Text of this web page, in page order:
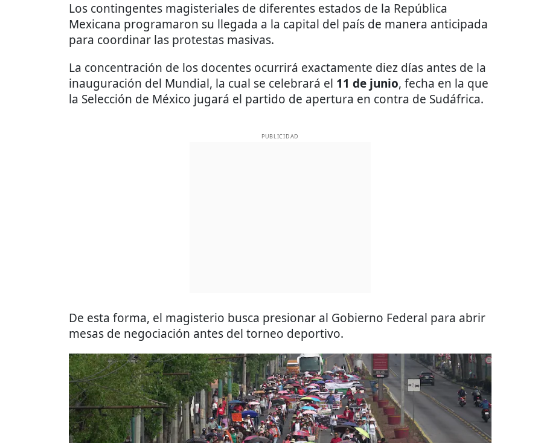
Los contingentes magisteriales de diferentes estados de la República
Mexicana programaron su llegada a la capital del país de manera anticipada
para coordinar las protestas masivas.
La concentración de los docentes ocurrirá exactamente diez días antes de la
inauguración del Mundial, la cual se celebrará el 11 de junio, fecha en la que
la Selección de México jugará el partido de apertura en contra de Sudáfrica.
PUBLICIDAD
De esta forma, el magisterio busca presionar al Gobierno Federal para abrir
mesas de negociación antes del torneo deportivo.